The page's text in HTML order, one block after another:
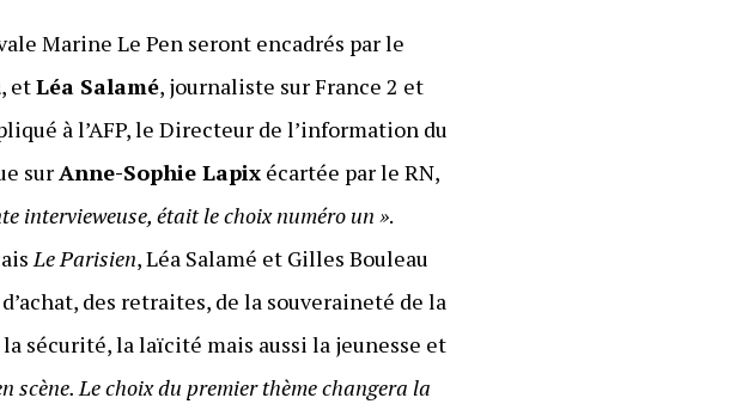
Marine Le Pen seront encadrés par le
, etLéa Salamé, journaliste sur France 2 et
à l’AFP, le Directeur de l’information du
surAnne-Sophie Lapix écartée par le RN,
intervieweuse, était le choix numéro un ».
Le Parisien, Léa Salamé et Gilles Bouleau
des retraites, de la souveraineté de la
sécurité, la laïcité mais aussi la jeunesse et
scène. Le choix du premier thème changera la